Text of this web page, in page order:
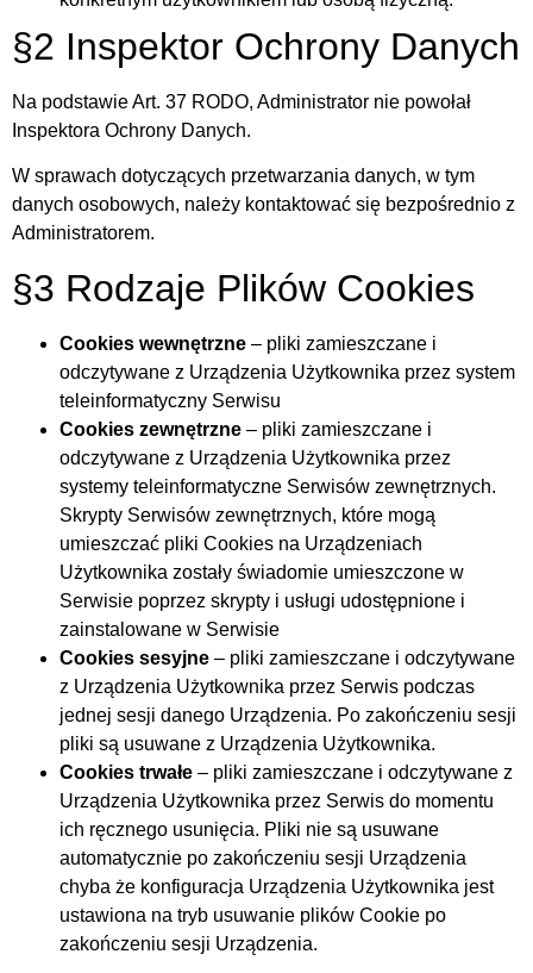
§2 Inspektor Ochrony Danych
Na podstawie Art. 37 RODO, Administrator nie powołał
Inspektora Ochrony Danych.
W sprawach dotyczących przetwarzania danych, w tym
danych osobowych, należy kontaktować się bezpośrednio z
Administratorem.
§3 Rodzaje Plików Cookies
Cookies wewnętrzne – pliki zamieszczane i
odczytywane z Urządzenia Użytkownika przez system
teleinformatyczny Serwisu
Cookies zewnętrzne – pliki zamieszczane i
odczytywane z Urządzenia Użytkownika przez
systemy teleinformatyczne Serwisów zewnętrznych.
Skrypty Serwisów zewnętrznych, które mogą
umieszczać pliki Cookies na Urządzeniach
Użytkownika zostały świadomie umieszczone w
Serwisie poprzez skrypty i usługi udostępnione i
zainstalowane w Serwisie
Cookies sesyjne – pliki zamieszczane i odczytywane
z Urządzenia Użytkownika przez Serwis podczas
jednej sesji danego Urządzenia. Po zakończeniu sesji
pliki są usuwane z Urządzenia Użytkownika.
Cookies trwałe – pliki zamieszczane i odczytywane z
Urządzenia Użytkownika przez Serwis do momentu
ich ręcznego usunięcia. Pliki nie są usuwane
automatycznie po zakończeniu sesji Urządzenia
chyba że konfiguracja Urządzenia Użytkownika jest
ustawiona na tryb usuwanie plików Cookie po
zakończeniu sesji Urządzenia.